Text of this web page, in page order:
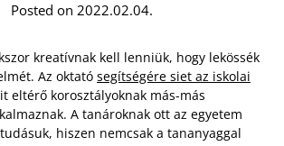
Posted on 2022.02.04.
kreatívnak kell lenniük, hogy lekössék
Az oktató segítségére siet az iskolai
eltérő korosztályoknak más-más
A tanároknak ott az egyetem
hiszen nemcsak a tananyaggal